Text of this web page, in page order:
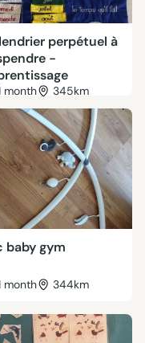
perpétuel à
-
month 345km
baby gym
month 344km